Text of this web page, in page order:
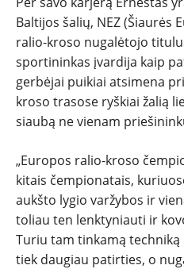
Baltijos šalių, NEZ (Šiaurės
ralio-kroso nugalėtojo
sportininkas įvardija kaip
gerbėjai puikiai atsimena
kroso trasose ryškiai žalią
siaubą ne vienam
„Europos ralio-kroso
kitais čempionatais,
aukšto lygio varžybos ir
toliau ten lenktyniauti ir
Turiu tam tinkamą
tiek daugiau patirties, o